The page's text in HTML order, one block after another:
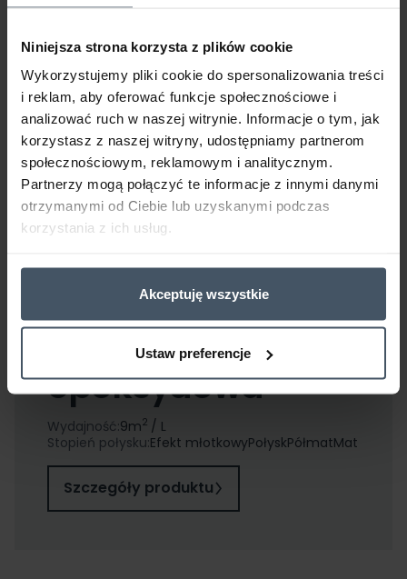
Niniejsza strona korzysta z plików cookie
Wykorzystujemy pliki cookie do spersonalizowania treści
i reklam, aby oferować funkcje społecznościowe i
analizować ruch w naszej witrynie. Informacje o tym, jak
korzystasz z naszej witryny, udostępniamy partnerom
społecznościowym, reklamowym i analitycznym.
Partnerzy mogą połączyć te informacje z innymi danymi
otrzymanymi od Ciebie lub uzyskanymi podczas
korzystania z ich usług.
Akceptuję wszystkie
Ustaw preferencje
Polecany produkt
RAFIL Na beton -
Zestaw emalia
epoksydowa
Wydajność:9m2 / L
Stopień połysku:Efekt młotkowyPołyskPółmatMat
Szczegóły produktu